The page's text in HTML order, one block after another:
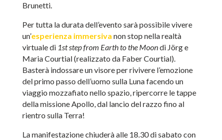
Brunetti.
Per tutta la durata dell’evento sarà possibile vivere
un’esperienza immersiva non stop nella realtà
virtuale di 1st step from Earth to the Moondi Jörg e
Maria Courtial (realizzato da Faber Courtial).
Basterà indossare un visore per rivivere l’emozione
del primo passo dell’uomo sulla Luna facendo un
viaggio mozzafiato nello spazio, ripercorre le tappe
della missione Apollo, dal lancio del razzo fino al
rientro sulla Terra!
La manifestazione chiuderà alle 18.30 di sabato con